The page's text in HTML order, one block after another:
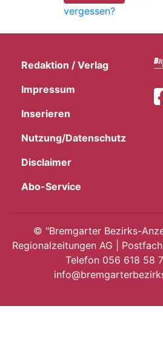
E-
App
vergessen?
Redaktion / Verlag
Impressum
Inserieren
Nutzung/Datenschutz
Disclaimer
Abo-Service
© "Bremgarter Bezirks-
Regionalzeitungen AG |
Telefon 056 618 58